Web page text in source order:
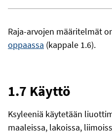
Raja-arvojen määritelmät
oppaassa (kappale 1.6).
1.7 Käyttö
Ksyleeniä käytetään
maaleissa, lakoissa,